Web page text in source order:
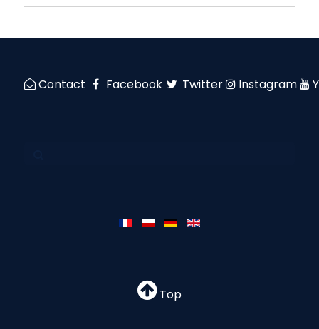
Contact Facebook Twitter Instagram
Top